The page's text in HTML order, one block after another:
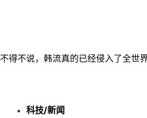
不得不说，韩流真的已经侵入了全世
科技/新闻